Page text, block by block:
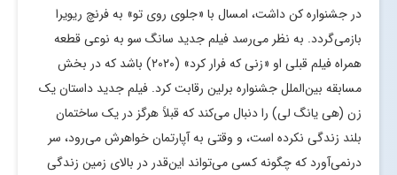
در جشنواره کن داشت، امسال با «جلوی روی تو» به فرنچ ریویرا
بازمی‌گردد. به نظر می‌رسد فیلم جدید سانگ سو به نوعی قطعه
همراه فیلم قبلی او «زنی که فرار کرد» (۲۰۲۰) باشد که در بخش
مسابقه بین‌الملل جشنواره برلین رقابت کرد. فیلم جدید داستان یک
زن (هی یانگ لی) را دنبال می‌کند که قبلاً هرگز در یک ساختمان
بلند زندگی نکرده است، و وقتی به آپارتمان خواهرش می‌رود، سر
درنمی‌آورد که چگونه کسی می‌تواند این‌قدر در بالای زمین زندگی